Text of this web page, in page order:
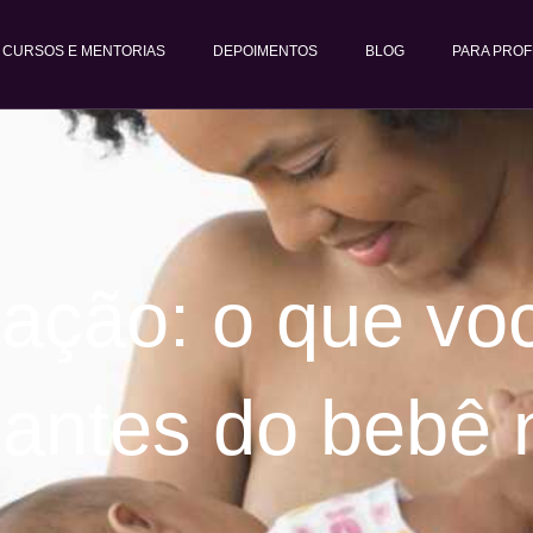
CURSOS E MENTORIAS DEPOIMENTOS BLOG PARA
o que
antes do bebê